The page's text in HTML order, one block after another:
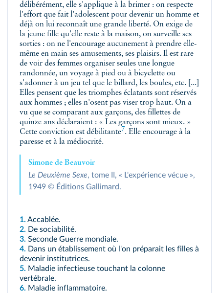
délibérément, elle s'applique à la brimer : on respecte
l'effort que fait l'adolescent pour devenir un homme et
déjà on lui reconnaît une grande liberté. On exige de
la jeune fille qu'elle reste à la maison, on surveille ses
sorties : on ne l'encourage aucunement à prendre elle-
même en main ses amusements, ses plaisirs. Il est rare
de voir des femmes organiser seules une longue
randonnée, un voyage à pied ou à bicyclette ou
s'adonner à un jeu tel que le billard, les boules, etc. [...]
Elles pensent que les triomphes éclatants sont réservés
aux hommes ; elles n'osent pas viser trop haut. On a
vu que se comparant aux garçons, des fillettes de
quinze ans déclaraient : « Les garçons sont mieux. »
Cette conviction est débilitante7. Elle encourage à la
paresse et à la médiocrité.
Simone de Beauvoir
Le Deuxième Sexe, tome II, « L'expérience vécue »,
1949 © Éditions Gallimard.
1. Accablée.
2. De sociabilité.
3. Seconde Guerre mondiale.
4. Dans un établissement où l'on préparait les filles à
devenir institutrices.
5. Maladie infectieuse touchant la colonne
vertébrale.
6. Maladie inflammatoire.